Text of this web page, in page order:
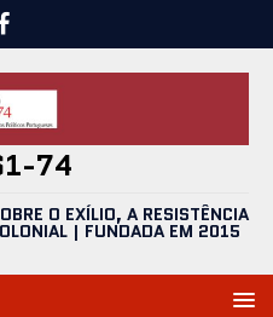
74
O EXÍLIO, A RESISTÊNCIA
| FUNDADA EM 2015